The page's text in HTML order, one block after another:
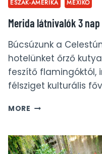
ÉSZAK-AMERIKA MEXIKÓ
Merida látnivalók 3
Búcsúzunk a
hotelünket őrző
feszítő flamingóktól,
félsziget kulturális
MORE MERIDA
NAP
ALATT